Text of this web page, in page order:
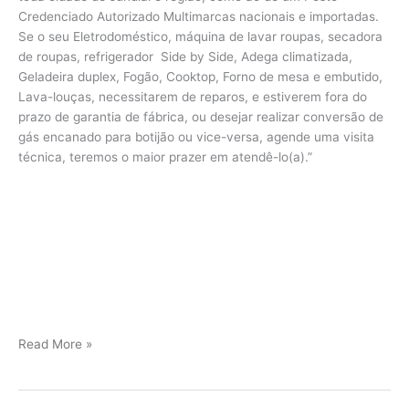
Credenciado Autorizado Multimarcas nacionais e importadas.
Se o seu Eletrodoméstico, máquina de lavar roupas, secadora
de roupas, refrigerador Side by Side, Adega climatizada,
Geladeira duplex, Fogão, Cooktop, Forno de mesa e embutido,
Lava-louças, necessitarem de reparos, e estiverem fora do
prazo de garantia de fábrica, ou desejar realizar conversão de
gás encanado para botijão ou vice-versa, agende uma visita
técnica, teremos o maior prazer em atendê-lo(a).”
Viking
Read More »